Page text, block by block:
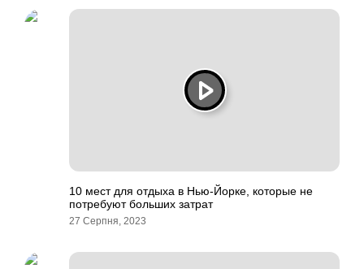
10 мест для отдыха в Нью-Йорке, которые не
потребуют больших затрат
27 Серпня, 2023